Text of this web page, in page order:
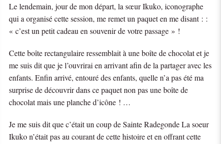
Le lendemain, jour de mon départ, la sœur Ikuko, iconographe
qui a organisé cette session, me remet un paquet en me disant : :
« c’est un petit cadeau en souvenir de votre passage » !
Cette boîte rectangulaire ressemblait à une boîte de chocolat et je
me suis dit que je l’ouvrirai en arrivant afin de la partager avec les
enfants. Enfin arrivé, entouré des enfants, quelle n’a pas été ma
surprise de découvrir dans ce paquet non pas une boîte de
chocolat mais une planche d’icône ! …
Je me suis dit que c’était un coup de Sainte Radegonde La soeur
Ikuko n’était pas au courant de cette histoire et en offrant cette